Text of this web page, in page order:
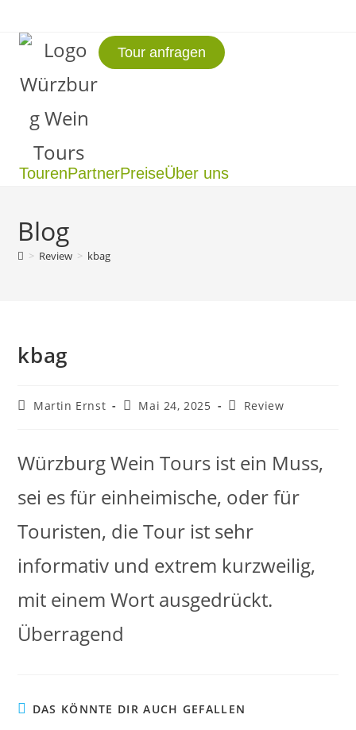
Tour anfragen
TourenPartnerPreiseÜber uns
Blog
> Review > kbag
kbag
Martin Ernst Mai 24, 2025 Review
Würzburg Wein Tours ist ein Muss,
sei es für einheimische, oder für
Touristen, die Tour ist sehr
informativ und extrem kurzweilig,
mit einem Wort ausgedrückt.
Überragend
DAS KÖNNTE DIR AUCH GEFALLEN